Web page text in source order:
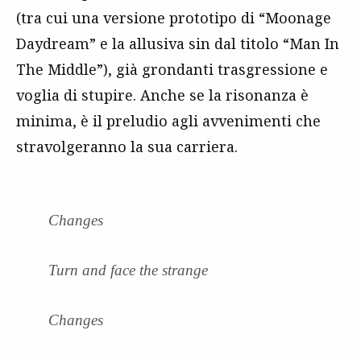
(tra cui una versione prototipo di “Moonage
Daydream” e la allusiva sin dal titolo “Man In
The Middle”), già grondanti trasgressione e
voglia di stupire. Anche se la risonanza è
minima, è il preludio agli avvenimenti che
stravolgeranno la sua carriera.
Changes
Turn and face the strange
Changes